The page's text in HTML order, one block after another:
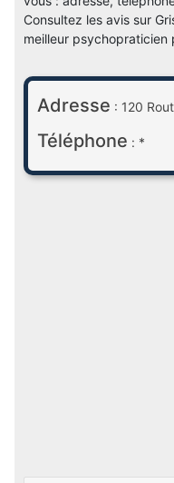
Consultez les avis sur
meilleur psychopraticien
Adresse : 120
Téléphone : *